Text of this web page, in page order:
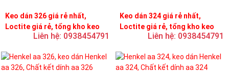
Keo dán 326 giá rẻ nhất,
Loctite giá rẻ, tổng kho keo
Liên hệ: 0938454791
Keo dán 324 giá rẻ nhất,
Loctite giá rẻ, tổng kho keo
Liên hệ: 0938454791